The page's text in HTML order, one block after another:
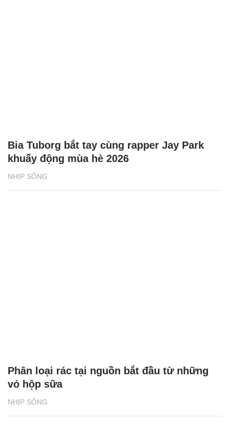
NHỊP SỐNG
Bia Tuborg bắt tay cùng rapper Jay Park
khuấy động mùa hè 2026
NHỊP SỐNG
Phân loại rác tại nguồn bắt đầu từ những
vỏ hộp sữa